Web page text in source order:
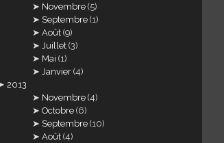
Novembre (5)
Septembre (1)
Août (9)
Juillet (3)
Mai (1)
Janvier (4)
2013
Novembre (4)
Octobre (6)
Septembre (10)
Août (4)